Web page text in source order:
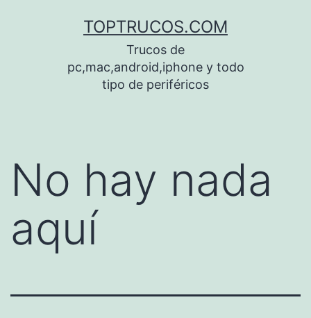
TOPTRUCOS.COM
Trucos de
pc,mac,android,iphone y todo
tipo de periféricos
No hay nada
aquí